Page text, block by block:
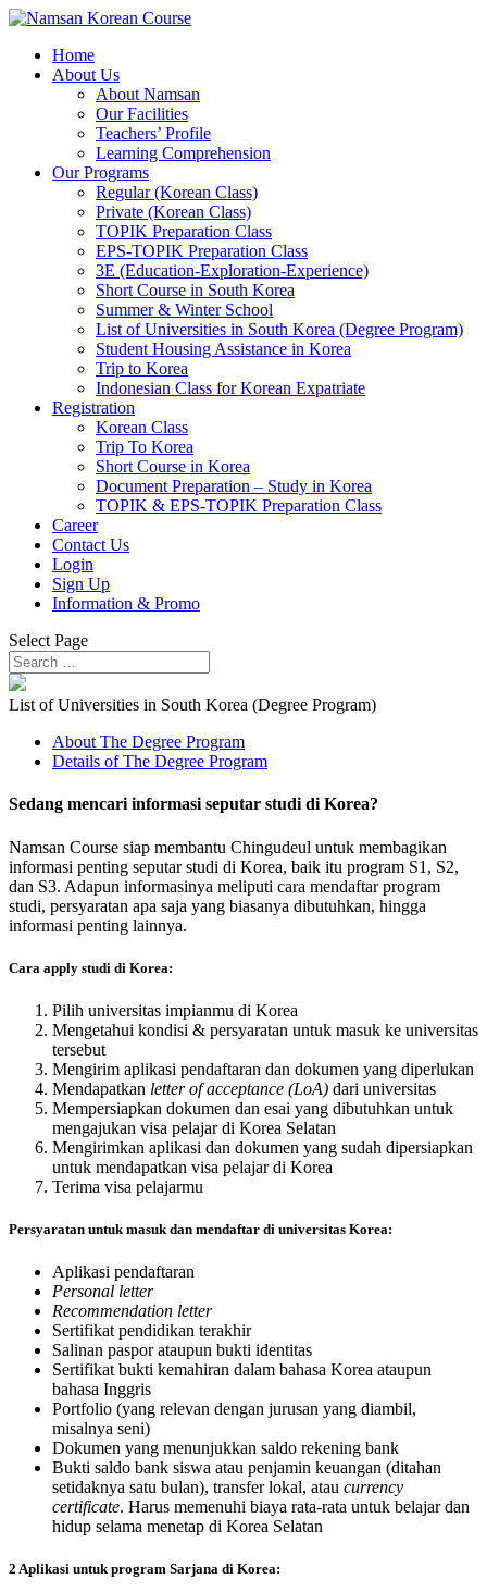
Home
About Us
About Namsan
Our Facilities
Teachers’ Profile
Learning Comprehension
Our Programs
Regular (Korean Class)
Private (Korean Class)
TOPIK Preparation Class
EPS-TOPIK Preparation Class
3E (Education-Exploration-Experience)
Short Course in South Korea
Summer & Winter School
List of Universities in South Korea (Degree Program)
Student Housing Assistance in Korea
Trip to Korea
Indonesian Class for Korean Expatriate
Registration
Korean Class
Trip To Korea
Short Course in Korea
Document Preparation – Study in Korea
TOPIK & EPS-TOPIK Preparation Class
Career
Contact Us
Login
Sign Up
Information & Promo
Select Page
List of Universities in South Korea (Degree Program)
About The Degree Program
Details of The Degree Program
Sedang mencari informasi seputar studi di Korea?
Namsan Course siap membantu Chingudeul untuk membagikan
informasi penting seputar studi di Korea, baik itu program S1, S2,
dan S3. Adapun informasinya meliputi cara mendaftar program
studi, persyaratan apa saja yang biasanya dibutuhkan, hingga
informasi penting lainnya.
Cara apply studi di Korea:
Pilih universitas impianmu di Korea
Mengetahui kondisi & persyaratan untuk masuk ke universitas
tersebut
Mengirim aplikasi pendaftaran dan dokumen yang diperlukan
Mendapatkan letter of acceptance (LoA) dari universitas
Mempersiapkan dokumen dan esai yang dibutuhkan untuk
mengajukan visa pelajar di Korea Selatan
Mengirimkan aplikasi dan dokumen yang sudah dipersiapkan
untuk mendapatkan visa pelajar di Korea
Terima visa pelajarmu
Persyaratan untuk masuk dan mendaftar di universitas Korea:
Aplikasi pendaftaran
Personal letter
Recommendation letter
Sertifikat pendidikan terakhir
Salinan paspor ataupun bukti identitas
Sertifikat bukti kemahiran dalam bahasa Korea ataupun
bahasa Inggris
Portfolio (yang relevan dengan jurusan yang diambil,
misalnya seni)
Dokumen yang menunjukkan saldo rekening bank
Bukti saldo bank siswa atau penjamin keuangan (ditahan
setidaknya satu bulan), transfer lokal, atau currency
certificate. Harus memenuhi biaya rata-rata untuk belajar dan
hidup selama menetap di Korea Selatan
2 Aplikasi untuk program Sarjana di Korea: